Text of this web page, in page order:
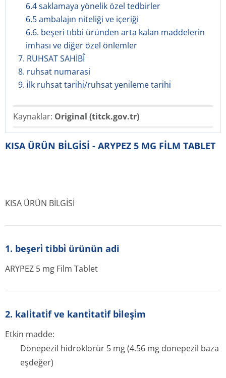
6.4 saklamaya yönelik özel tedbirler
6.5 ambalajın niteliği ve içeriği
6.6. beşeri tıbbi üründen arta kalan maddelerin
imhası ve diğer özel önlemler
7. RUHSAT SAHİBÎ
8. ruhsat numarasi
9. i̇lk ruhsat tari̇hi̇/ruhsat yeni̇leme tari̇hi̇
Kaynaklar: Original (titck.gov.tr)
KISA ÜRÜN BİLGİSİ - ARYPEZ 5 MG FİLM TABLET
KISA ÜRÜN BİLGİSİ
1. beşeri̇ tibbi̇ ürünün adi
ARYPEZ 5 mg Film Tablet
2. kali̇tati̇f ve kanti̇tati̇f bi̇leşi̇m
Etkin madde:
Donepezil hidroklorür 5 mg (4.56 mg donepezil baza
eşdeğer)